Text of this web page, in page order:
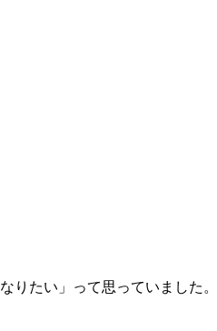
たい」って思っていまし